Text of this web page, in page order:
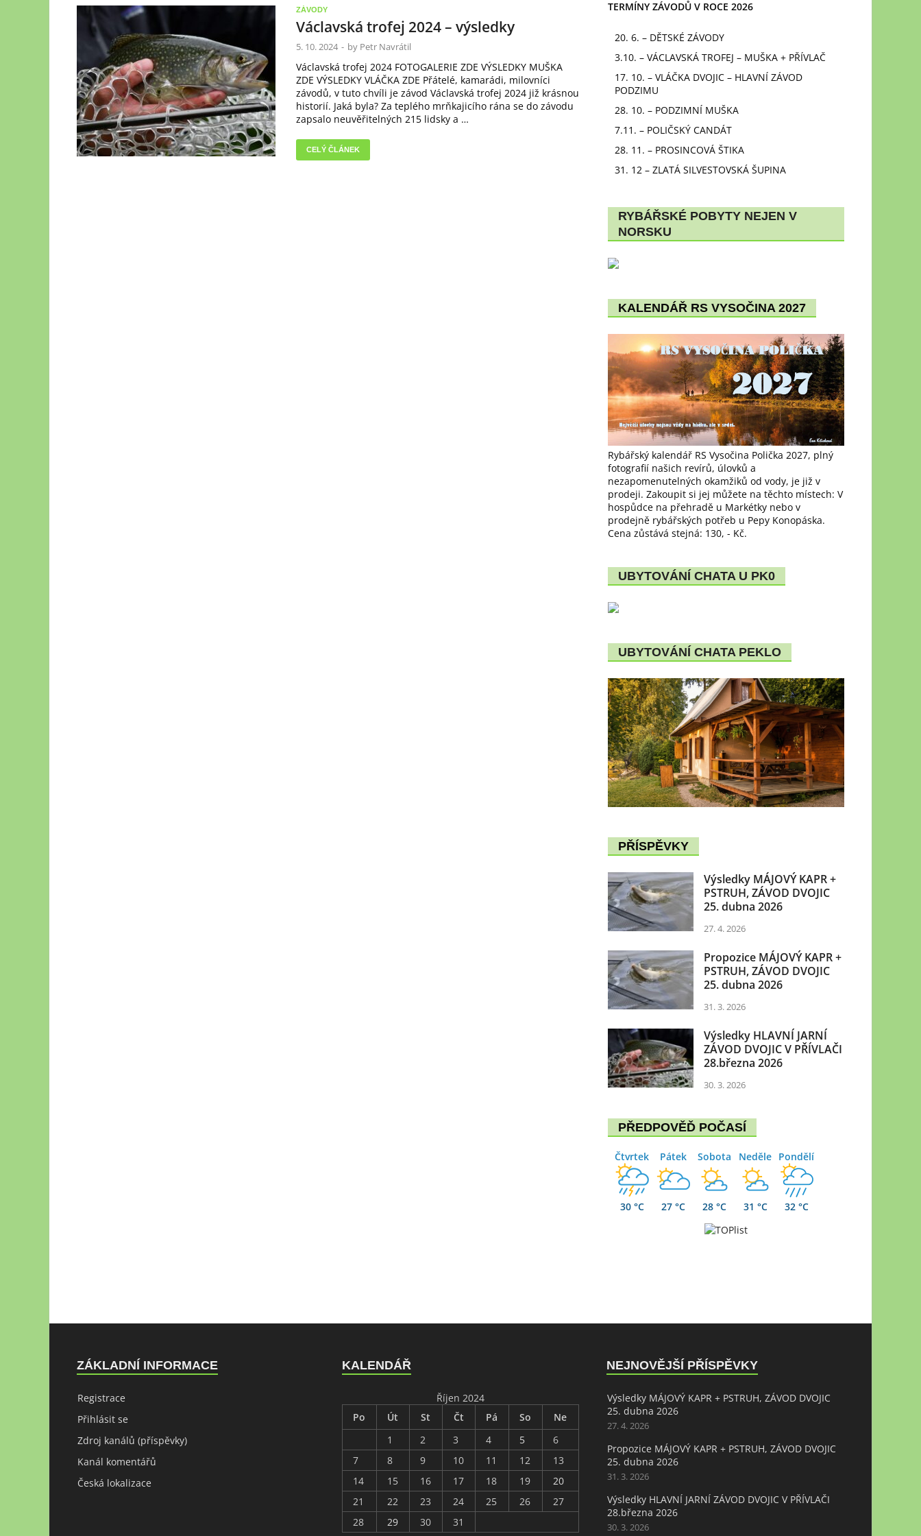
ZÁVODY
Václavská trofej 2024 – výsledky
5. 10. 2024 - by Petr Navrátil
Václavská trofej 2024 FOTOGALERIE ZDE VÝSLEDKY MUŠKA
ZDE VÝSLEDKY VLÁČKA ZDE Přátelé, kamarádi, milovníci
závodů, v tuto chvíli je závod Václavská trofej 2024 již krásnou
historií. Jaká byla? Za teplého mrňkajicího rána se do závodu
zapsalo neuvěřitelných 215 lidsky a …
CELÝ ČLÁNEK
TERMÍNY ZÁVODŮ V ROCE 2026
20. 6. – DĚTSKÉ ZÁVODY
3.10. – VÁCLAVSKÁ TROFEJ – MUŠKA + PŘÍVLAČ
17. 10. – VLÁČKA DVOJIC – HLAVNÍ ZÁVOD
PODZIMU
28. 10. – PODZIMNÍ MUŠKA
7.11. – POLIČSKÝ CANDÁT
28. 11. – PROSINCOVÁ ŠTIKA
31. 12 – ZLATÁ SILVESTOVSKÁ ŠUPINA
RYBÁŘSKÉ POBYTY NEJEN V
NORSKU
KALENDÁŘ RS VYSOČINA 2027
Rybářský kalendář RS Vysočina Polička 2027, plný
fotografií našich revírů, úlovků a
nezapomenutelných okamžiků od vody, je již v
prodeji. Zakoupit si jej můžete na těchto místech: V
hospůdce na přehradě u Markétky nebo v
prodejně rybářských potřeb u Pepy Konopáska.
Cena zůstává stejná: 130, - Kč.
UBYTOVÁNÍ CHATA U PK0
UBYTOVÁNÍ CHATA PEKLO
PŘÍSPĚVKY
Výsledky MÁJOVÝ KAPR +
PSTRUH, ZÁVOD DVOJIC
25. dubna 2026
27. 4. 2026
Propozice MÁJOVÝ KAPR +
PSTRUH, ZÁVOD DVOJIC
25. dubna 2026
31. 3. 2026
Výsledky HLAVNÍ JARNÍ
ZÁVOD DVOJIC V PŘÍVLAČI
28.března 2026
30. 3. 2026
PŘEDPOVĚĎ POČASÍ
Čtvrtek
30 °C
Pátek
27 °C
Sobota
28 °C
Neděle
31 °C
Pondělí
32 °C
ZÁKLADNÍ INFORMACE
Registrace
Přihlásit se
Zdroj kanálů (příspěvky)
Kanál komentářů
Česká lokalizace
KALENDÁŘ
Říjen 2024
Po
Út St Čt Pá So
Ne
1
2 3 4 5
6
7
8 9 10 11 12
13
14
15 16 17 18 19
20
21
22 23 24 25 26
27
28
29 30 31
NEJNOVĚJŠÍ PŘÍSPĚVKY
Výsledky MÁJOVÝ KAPR + PSTRUH, ZÁVOD DVOJIC
25. dubna 2026
27. 4. 2026
Propozice MÁJOVÝ KAPR + PSTRUH, ZÁVOD DVOJIC
25. dubna 2026
31. 3. 2026
Výsledky HLAVNÍ JARNÍ ZÁVOD DVOJIC V PŘÍVLAČI
28.března 2026
30. 3. 2026